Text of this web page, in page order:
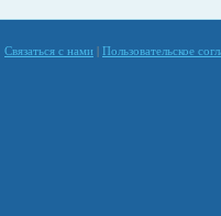
Связаться с нами | Пользовательское